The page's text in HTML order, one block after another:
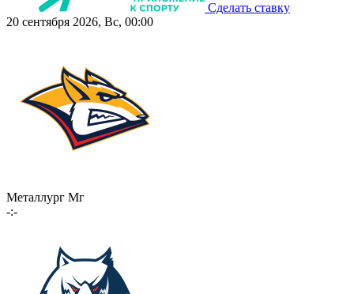
Сделать ставку
20 сентября 2026, Вс, 00:00
Металлург Мг
-:-